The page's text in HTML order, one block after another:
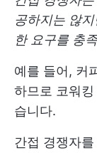
공하지는 않
한 요구를 충
예를 들어, 커
하므로 코워
습니다.
간접 경쟁자